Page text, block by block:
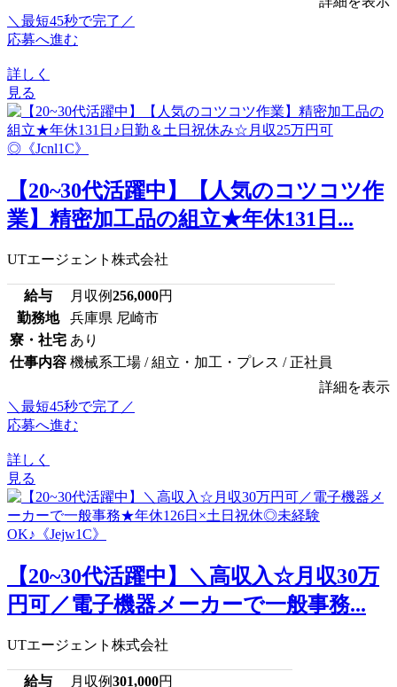
＼最短45秒で完了／
応募へ進む
詳しく
見る
【20~30代活躍中】【人気のコツコツ作
業】精密加工品の組立★年休131日...
UTエージェント株式会社
給与 月収例256,000円
勤務地
兵庫県 尼崎市
寮・社宅 あり
仕事内容 機械系工場 / 組立・加工・プレス / 正社員
詳細を表示
＼最短45秒で完了／
応募へ進む
詳しく
見る
【20~30代活躍中】＼高収入☆月収30万
円可／電子機器メーカーで一般事務...
UTエージェント株式会社
給与 月収例301,000円